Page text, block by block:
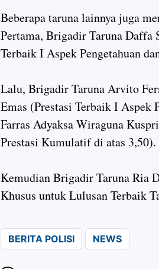
Beberapa taruna lainnya juga
Pertama, Brigadir Taruna Daffa
Terbaik I Aspek Pengetahuan
Lalu, Brigadir Taruna Arvito
Emas (Prestasi Terbaik I Aspek
Farras Adyaksa Wiraguna
Prestasi Kumulatif di atas 3,50).
Kemudian Brigadir Taruna Ria
Khusus untuk Lulusan Terbaik
BERITA POLISI NEWS